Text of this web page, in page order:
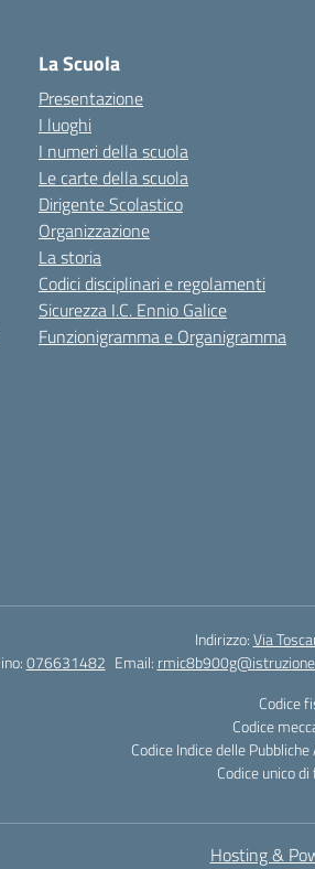
La Scuola
Presentazione
I luoghi
I numeri della scuola
Le carte della scuola
Dirigente Scolastico
Organizzazione
La storia
Codici disciplinari e regolamenti
Sicurezza I.C. Ennio Galice
Funzionigramma e Organigramma
Indirizzo:Via
076631482 Email:
Codice
Codice
Codice Indice delle
Codice unico
Hosting &